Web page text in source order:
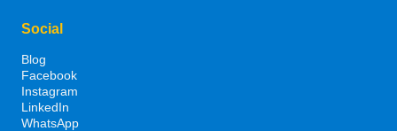
Social
Blog
Facebook
Instagram
LinkedIn
WhatsApp